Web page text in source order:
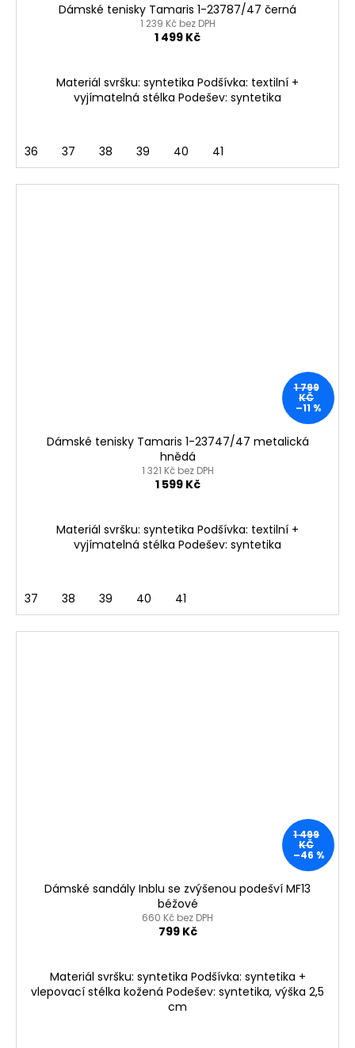
Dámské tenisky Tamaris 1-23787/47 černá
1 239 Kč bez DPH
1 499 Kč
Materiál svršku: syntetika Podšívka: textilní +
vyjímatelná stélka Podešev: syntetika
36 37 38 39 40 41
1 799
KČ
–11 %
Dámské tenisky Tamaris 1-23747/47 metalická
hnědá
1 321 Kč bez DPH
1 599 Kč
Materiál svršku: syntetika Podšívka: textilní +
vyjímatelná stélka Podešev: syntetika
37 38 39 40 41
1 499
KČ
–46 %
Dámské sandály Inblu se zvýšenou podešví MF13
béžové
660 Kč bez DPH
799 Kč
Materiál svršku: syntetika Podšívka: syntetika +
vlepovací stélka kožená Podešev: syntetika, výška 2,5
cm